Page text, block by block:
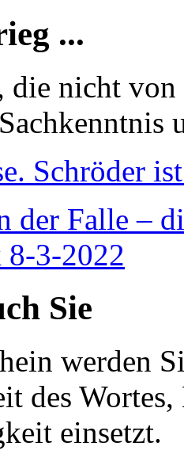
...
die nicht
Schröder
der Falle –
3-2022
Sie
werden
des
einsetzt.